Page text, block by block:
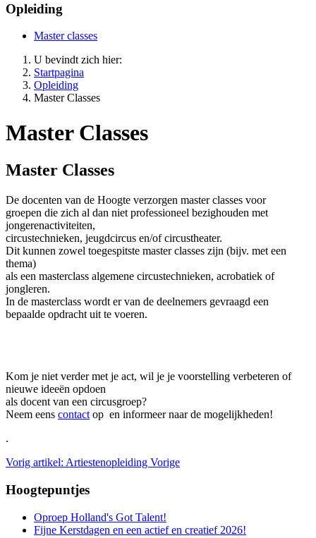
Opleiding
Master classes
U bevindt zich hier:
Startpagina
Opleiding
Master Classes
Master Classes
Master Classes
De docenten van de Hoogte verzorgen master classes voor
groepen die zich al dan niet professioneel bezighouden met
jongerenactiviteiten,
circustechnieken, jeugdcircus en/of circustheater.
Dit kunnen zowel toegespitste master classes zijn (bijv. met een
thema)
als een masterclass algemene circustechnieken, acrobatiek of
jongleren.
In de masterclass wordt er van de deelnemers gevraagd een
bepaalde opdracht uit te voeren.
Kom je niet verder met je act, wil je je voorstelling verbeteren of
nieuwe ideeën opdoen
als docent van een circusgroep?
Neem eens contact op en informeer naar de mogelijkheden!
.
Vorig artikel: Artiestenopleiding Vorige
Hoogtepuntjes
Oproep Holland's Got Talent!
Fijne Kerstdagen en een actief en creatief 2026!